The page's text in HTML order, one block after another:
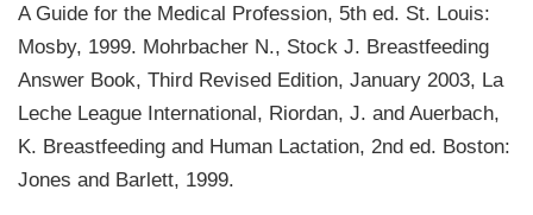
A Guide for the Medical Profession, 5th ed. St. Louis:
Mosby, 1999. Mohrbacher N., Stock J. Breastfeeding
Answer Book, Third Revised Edition, January 2003, La
Leche League International, Riordan, J. and Auerbach,
K. Breastfeeding and Human Lactation, 2nd ed. Boston:
Jones and Barlett, 1999.